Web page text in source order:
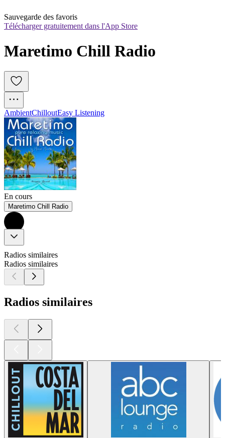
Sauvegarde des favoris
Télécharger gratuitement dans l'App Store
Maretimo Chill Radio
AmbientChilloutEasy Listening
En cours
Maretimo Chill Radio
Radios similaires
Radios similaires
Radios similaires